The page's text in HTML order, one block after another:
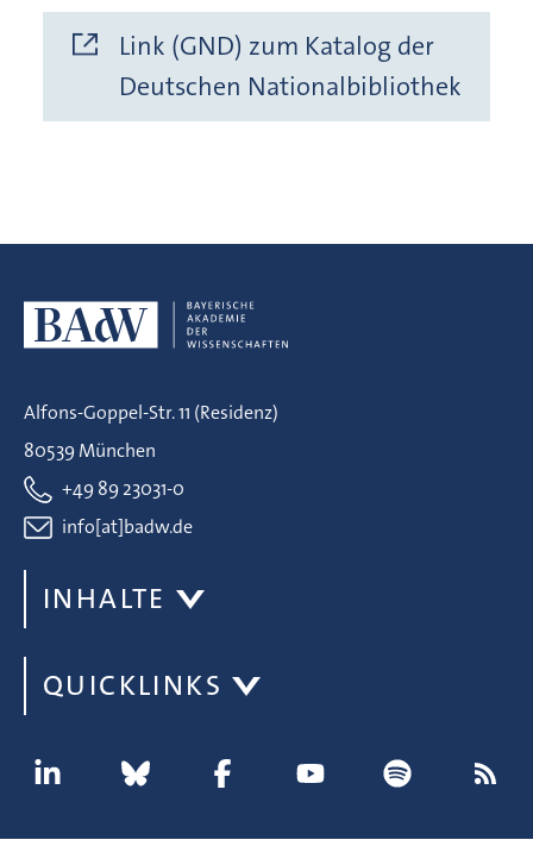
Link (GND) zum Katalog der
Deutschen Nationalbibliothek
Alfons-Goppel-Str. 11 (Residenz)
80539 München
+49 89 23031-0
info[at]badw.de
INHALTE
QUICKLINKS